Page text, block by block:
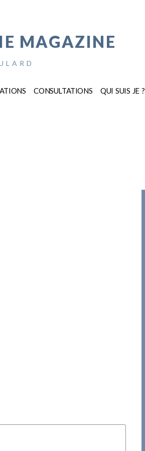
MAGAZINE
CONSULTATIONS QUI SUIS JE ?